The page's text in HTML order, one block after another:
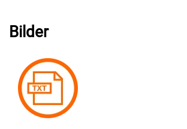
Bilder